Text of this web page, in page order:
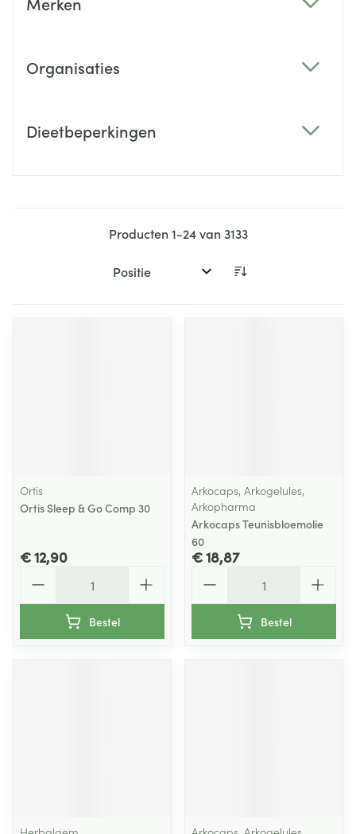
Organisaties
Dieetbeperkingen
Producten1-24van3133
Sorteer op:
Ortis
Ortis Sleep & Go Comp 30
€ 12,90
Bestel
Arkocaps, Arkogelules,
Arkopharma
Arkocaps Teunisbloemolie
60
€ 18,87
Bestel